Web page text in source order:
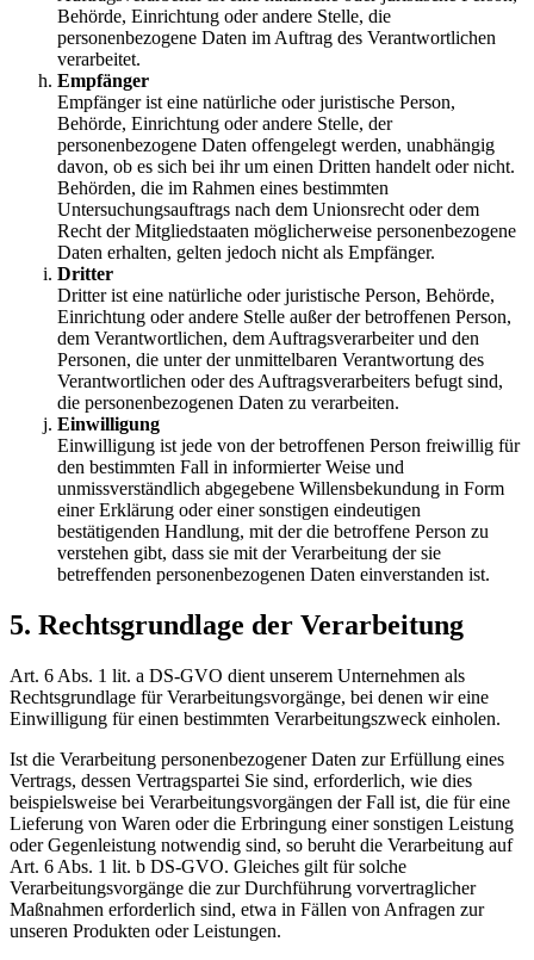
Behörde, Einrichtung oder andere Stelle, die
personenbezogene Daten im Auftrag des Verantwortlichen
verarbeitet.
Empfänger
Empfänger ist eine natürliche oder juristische Person,
Behörde, Einrichtung oder andere Stelle, der
personenbezogene Daten offengelegt werden, unabhängig
davon, ob es sich bei ihr um einen Dritten handelt oder nicht.
Behörden, die im Rahmen eines bestimmten
Untersuchungsauftrags nach dem Unionsrecht oder dem
Recht der Mitgliedstaaten möglicherweise personenbezogene
Daten erhalten, gelten jedoch nicht als Empfänger.
Dritter
Dritter ist eine natürliche oder juristische Person, Behörde,
Einrichtung oder andere Stelle außer der betroffenen Person,
dem Verantwortlichen, dem Auftragsverarbeiter und den
Personen, die unter der unmittelbaren Verantwortung des
Verantwortlichen oder des Auftragsverarbeiters befugt sind,
die personenbezogenen Daten zu verarbeiten.
Einwilligung
Einwilligung ist jede von der betroffenen Person freiwillig für
den bestimmten Fall in informierter Weise und
unmissverständlich abgegebene Willensbekundung in Form
einer Erklärung oder einer sonstigen eindeutigen
bestätigenden Handlung, mit der die betroffene Person zu
verstehen gibt, dass sie mit der Verarbeitung der sie
betreffenden personenbezogenen Daten einverstanden ist.
5. Rechtsgrundlage der Verarbeitung
Art. 6 Abs. 1 lit. a DS-GVO dient unserem Unternehmen als
Rechtsgrundlage für Verarbeitungsvorgänge, bei denen wir eine
Einwilligung für einen bestimmten Verarbeitungszweck einholen.
Ist die Verarbeitung personenbezogener Daten zur Erfüllung eines
Vertrags, dessen Vertragspartei Sie sind, erforderlich, wie dies
beispielsweise bei Verarbeitungsvorgängen der Fall ist, die für eine
Lieferung von Waren oder die Erbringung einer sonstigen Leistung
oder Gegenleistung notwendig sind, so beruht die Verarbeitung auf
Art. 6 Abs. 1 lit. b DS-GVO. Gleiches gilt für solche
Verarbeitungsvorgänge die zur Durchführung vorvertraglicher
Maßnahmen erforderlich sind, etwa in Fällen von Anfragen zur
unseren Produkten oder Leistungen.